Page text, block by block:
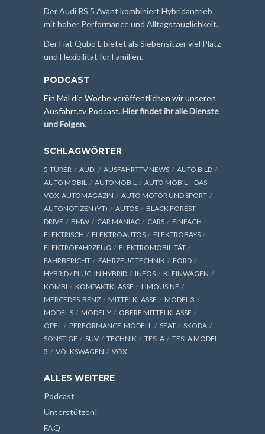
Der Audi RS 5 Avant kombiniert Hybridantrieb
mit hoher Performance und Alltagstauglichkeit.
Der Fiat Qubo L bietet als Siebensitzer viel Platz
und Flexibilität für Familien.
PODCAST
Ein Mal die Woche veröffentlichen wir unseren
Ausfahrt.tv Podcast.Hier findet ihr alle Dienste
und Folgen.
SCHLAGWÖRTER
5-TÜRER AUDI AUSFAHRTTV NEWS
AUTO BILD
AUTO MOBIL
AUTOMOBIL
AUTO MOBIL – DAS
VOX-AUTOMAGAZIN
AUTO MOTOR UND SPORT
AUTONOTIZEN (YT)
AUTOS
BLACK FOREST
DRIVE
BMW CAR MANIAC CARS
EINFACH
ELEKTRISCH
ELEKTROAUTOS
ELEKTROBAYS
ELEKTROFAHRZEUG
ELEKTROMOBILITÄT
FAHRBERICHT
FAHRZEUGTECHNIK
FORD
HYBRID / PLUG-IN HYBRID
INFOS
KLEINWAGEN
KOMBI
KOMPAKTKLASSE
LIMOUSINE
MERCEDES-BENZ
MITTELKLASSE
MODEL 3
MODEL S
MODEL Y
OBERE MITTELKLASSE
OPEL
PERFORMANCE-MODELL SEAT
SKODA
SONSTIGE
SUV TECHNIK TESLA
TESLA MODEL
3
VOLKSWAGEN VOX
ALLES WEITERE
Podcast
Unterstützen!
FAQ